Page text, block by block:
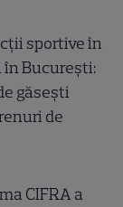
sportive în
în București:
găsești
de
CIFRA a